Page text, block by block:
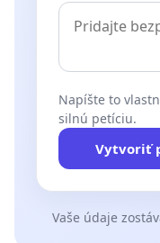
Napíšte to
silnú petíciu.
Vytvoriť
Vaše údaje